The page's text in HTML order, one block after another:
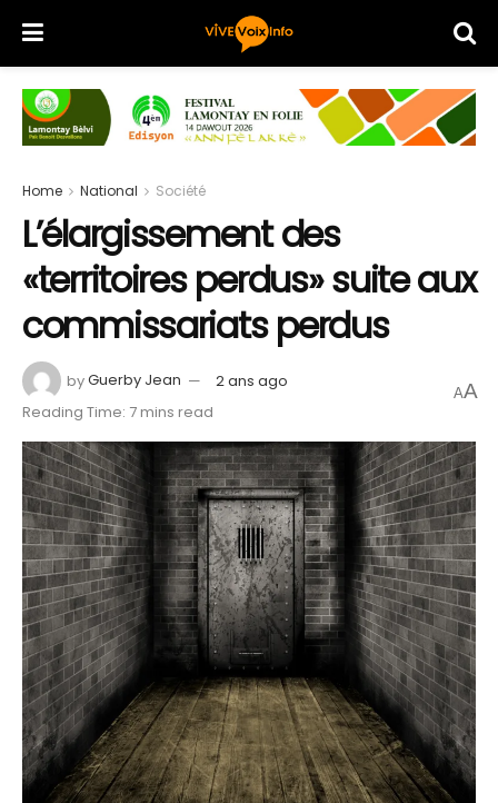
Home National Société
L’élargissement des
«territoires perdus» suite aux
commissariats perdus
byGuerby Jean
2 ans ago
Reading Time: 7 mins read
AA